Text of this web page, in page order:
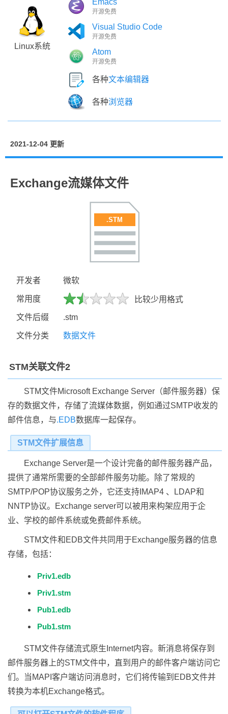
Linux系统
Emacs
开源免费
Visual Studio Code
开源免费
Atom
开源免费
各种文本编辑器
各种浏览器
2021-12-04 更新
Exchange流媒体文件
.STM
开发者 微软
常用度 比较少用格式
文件后缀 .stm
文件分类 数据文件
STM关联文件2
STM文件Microsoft Exchange Server（邮件服务器）保
存的数据文件，存储了流媒体数据，例如通过SMTP收发的
邮件信息，与.EDB数据库一起保存。
STM文件扩展信息
Exchange Server是一个设计完备的邮件服务器产品，
提供了通常所需要的全部邮件服务功能。除了常规的
SMTP/POP协议服务之外，它还支持IMAP4 、LDAP和
NNTP协议。Exchange server可以被用来构架应用于企
业、学校的邮件系统或免费邮件系统。
STM文件和EDB文件共同用于Exchange服务器的信息
存储，包括：
Priv1.edb
Priv1.stm
Pub1.edb
Pub1.stm
STM文件存储流式原生Internet内容。新消息将保存到
邮件服务器上的STM文件中，直到用户的邮件客户端访问它
们。当MAPI客户端访问消息时，它们将传输到EDB文件并
转换为本机Exchange格式。